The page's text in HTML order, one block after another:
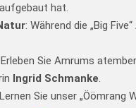
hat.
: Während die „Big
Sie Amrums
Ingrid Schmanke
Sie unser „Öömrang